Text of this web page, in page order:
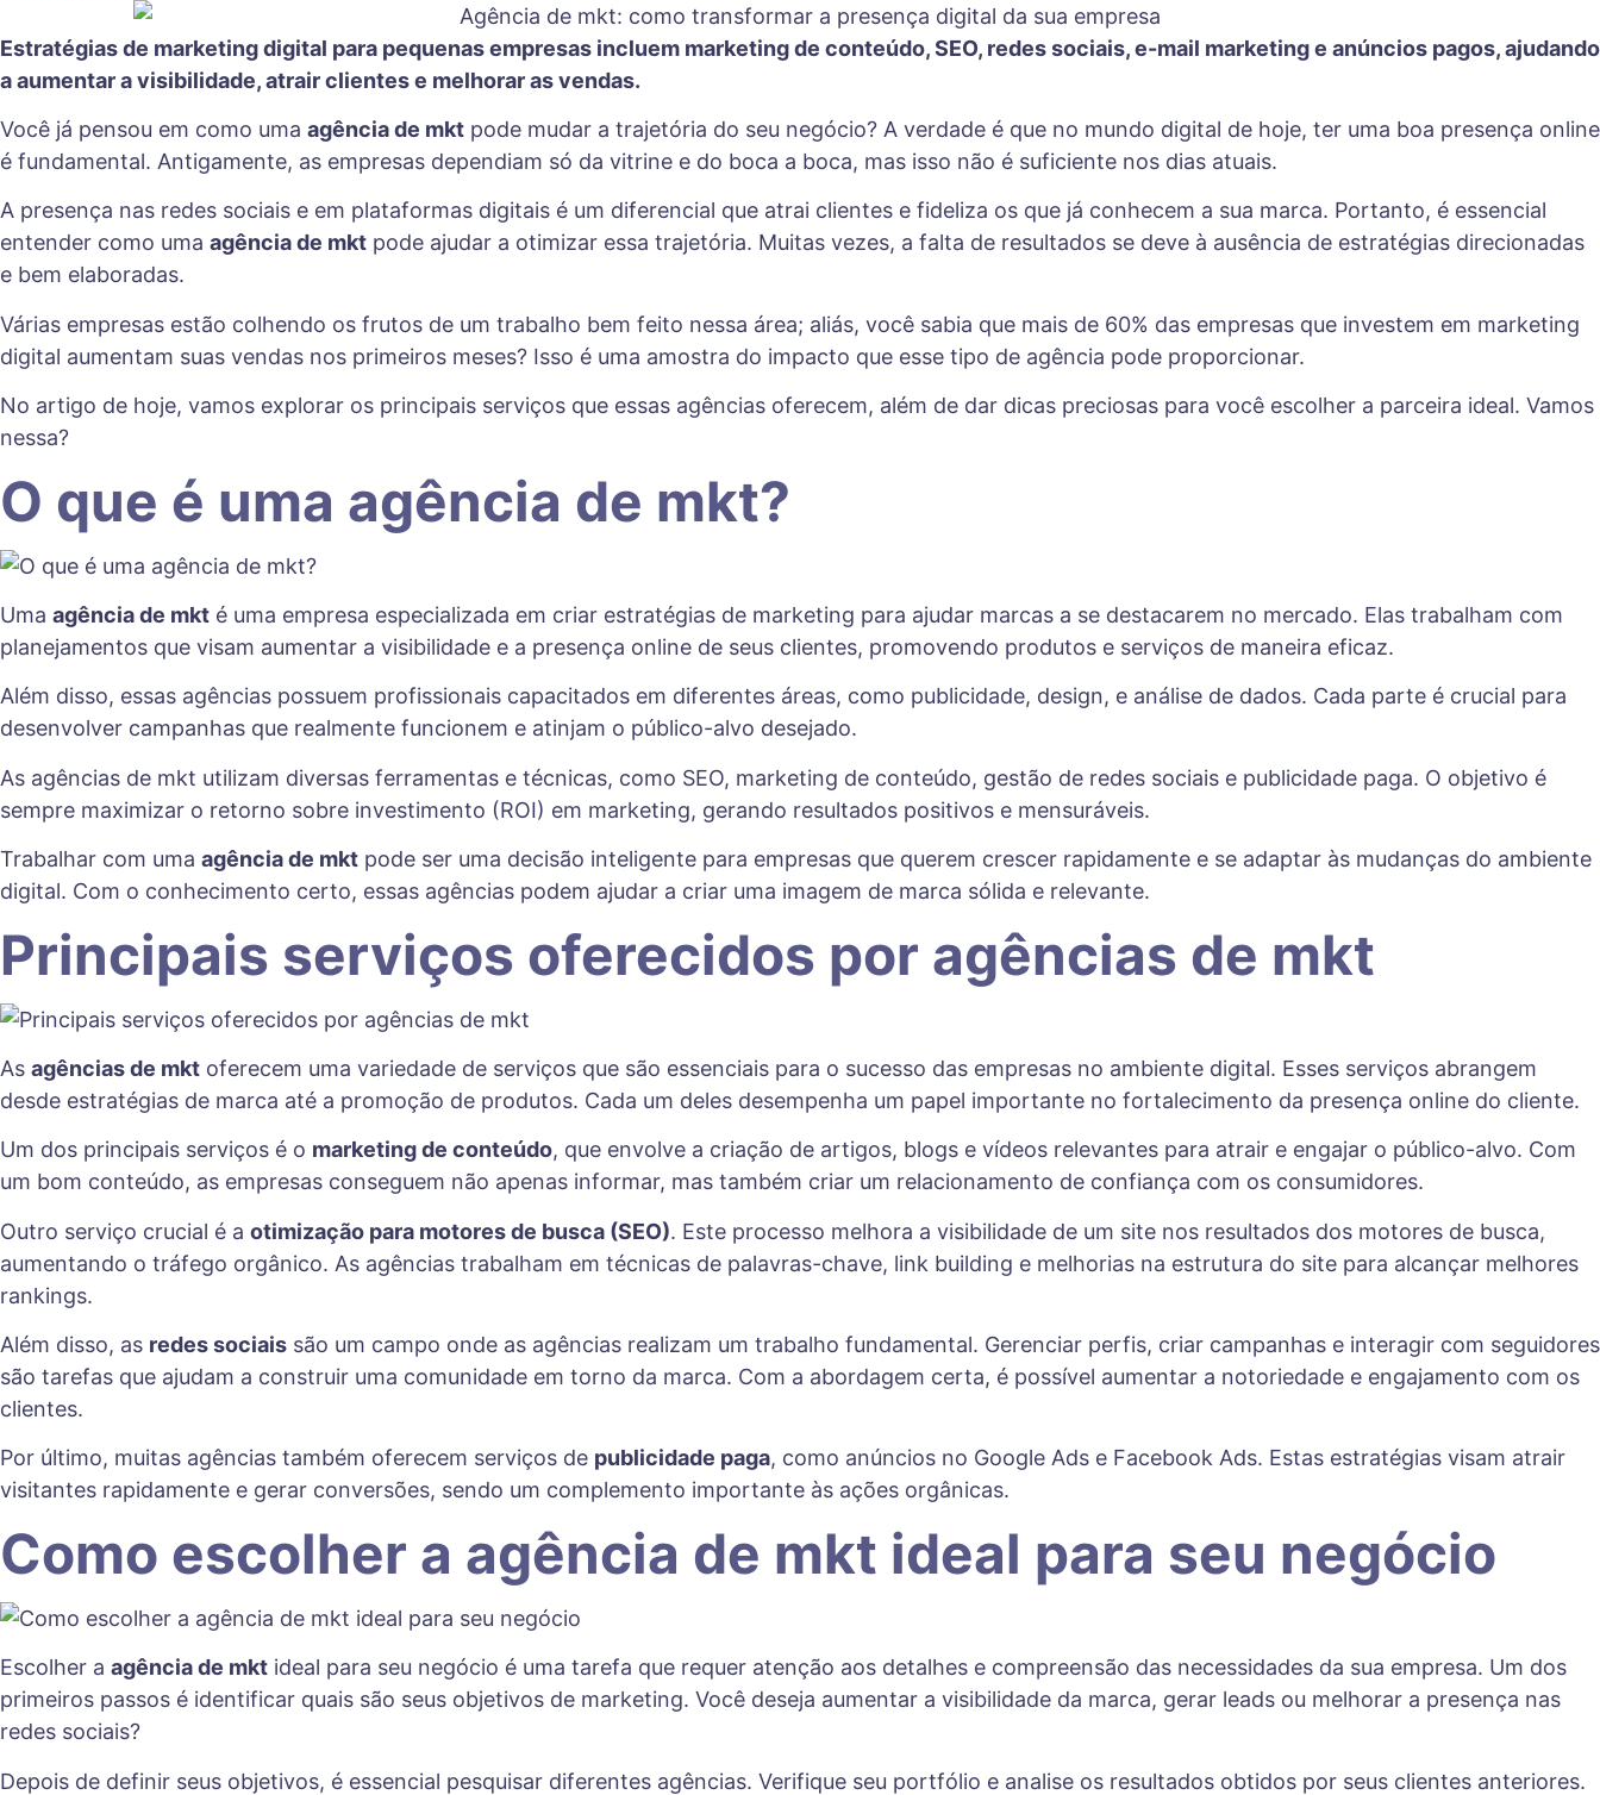
Estratégias de marketing digital para pequenas empresas incluem marketing de conteúdo, SEO, redes sociais, e-mail marketing e anúncios pagos, ajudando
a aumentar a visibilidade, atrair clientes e melhorar as vendas.
Você já pensou em como uma agência de mkt pode mudar a trajetória do seu negócio? A verdade é que no mundo digital de hoje, ter uma boa presença online
é fundamental. Antigamente, as empresas dependiam só da vitrine e do boca a boca, mas isso não é suficiente nos dias atuais.
A presença nas redes sociais e em plataformas digitais é um diferencial que atrai clientes e fideliza os que já conhecem a sua marca. Portanto, é essencial
entender como uma agência de mkt pode ajudar a otimizar essa trajetória. Muitas vezes, a falta de resultados se deve à ausência de estratégias direcionadas
e bem elaboradas.
Várias empresas estão colhendo os frutos de um trabalho bem feito nessa área; aliás, você sabia que mais de 60% das empresas que investem em marketing
digital aumentam suas vendas nos primeiros meses? Isso é uma amostra do impacto que esse tipo de agência pode proporcionar.
No artigo de hoje, vamos explorar os principais serviços que essas agências oferecem, além de dar dicas preciosas para você escolher a parceira ideal. Vamos
nessa?
O que é uma agência de mkt?
Uma agência de mkt é uma empresa especializada em criar estratégias de marketing para ajudar marcas a se destacarem no mercado. Elas trabalham com
planejamentos que visam aumentar a visibilidade e a presença online de seus clientes, promovendo produtos e serviços de maneira eficaz.
Além disso, essas agências possuem profissionais capacitados em diferentes áreas, como publicidade, design, e análise de dados. Cada parte é crucial para
desenvolver campanhas que realmente funcionem e atinjam o público-alvo desejado.
As agências de mkt utilizam diversas ferramentas e técnicas, como SEO, marketing de conteúdo, gestão de redes sociais e publicidade paga. O objetivo é
sempre maximizar o retorno sobre investimento (ROI) em marketing, gerando resultados positivos e mensuráveis.
Trabalhar com uma agência de mkt pode ser uma decisão inteligente para empresas que querem crescer rapidamente e se adaptar às mudanças do ambiente
digital. Com o conhecimento certo, essas agências podem ajudar a criar uma imagem de marca sólida e relevante.
Principais serviços oferecidos por agências de mkt
As agências de mkt oferecem uma variedade de serviços que são essenciais para o sucesso das empresas no ambiente digital. Esses serviços abrangem
desde estratégias de marca até a promoção de produtos. Cada um deles desempenha um papel importante no fortalecimento da presença online do cliente.
Um dos principais serviços é o marketing de conteúdo, que envolve a criação de artigos, blogs e vídeos relevantes para atrair e engajar o público-alvo. Com
um bom conteúdo, as empresas conseguem não apenas informar, mas também criar um relacionamento de confiança com os consumidores.
Outro serviço crucial é a otimização para motores de busca (SEO). Este processo melhora a visibilidade de um site nos resultados dos motores de busca,
aumentando o tráfego orgânico. As agências trabalham em técnicas de palavras-chave, link building e melhorias na estrutura do site para alcançar melhores
rankings.
Além disso, as redes sociais são um campo onde as agências realizam um trabalho fundamental. Gerenciar perfis, criar campanhas e interagir com seguidores
são tarefas que ajudam a construir uma comunidade em torno da marca. Com a abordagem certa, é possível aumentar a notoriedade e engajamento com os
clientes.
Por último, muitas agências também oferecem serviços de publicidade paga, como anúncios no Google Ads e Facebook Ads. Estas estratégias visam atrair
visitantes rapidamente e gerar conversões, sendo um complemento importante às ações orgânicas.
Como escolher a agência de mkt ideal para seu negócio
Escolher a agência de mkt ideal para seu negócio é uma tarefa que requer atenção aos detalhes e compreensão das necessidades da sua empresa. Um dos
primeiros passos é identificar quais são seus objetivos de marketing. Você deseja aumentar a visibilidade da marca, gerar leads ou melhorar a presença nas
redes sociais?
Depois de definir seus objetivos, é essencial pesquisar diferentes agências. Verifique seu portfólio e analise os resultados obtidos por seus clientes anteriores.